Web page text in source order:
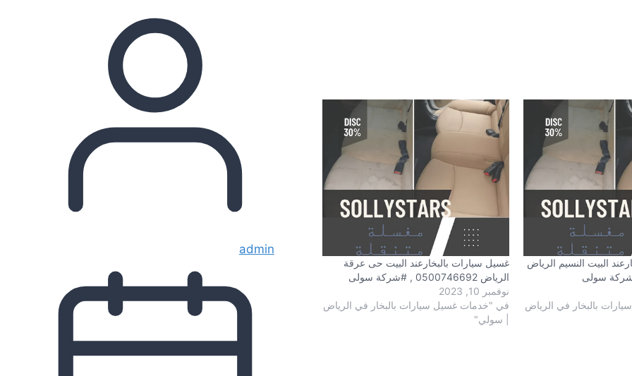
البيت النسيم الرياض
بالبخار في الرياض
غسيل سيارات بالبخارعند البيت حى عرقة
الرياض 0500746692 , #شركة سولى
نوفمبر 10, 2023
في "خدمات غسيل سيارات بالبخار في الرياض
| سولي"
admin